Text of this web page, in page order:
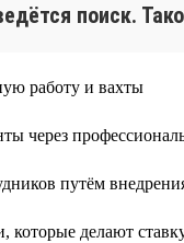
поиск.
работу и вахты
через
путём
делают